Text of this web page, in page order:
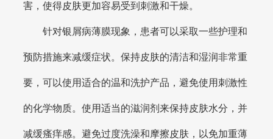
害，使得皮肤更加容易受到刺激和干燥。
针对银屑病薄膜现象，患者可以采取一些护理和
预防措施来减缓症状。保持皮肤的清洁和湿润非常重
要，可以使用适合的温和洗护产品，避免使用刺激性
的化学物质。使用适当的滋润剂来保持皮肤水分，并
减缓瘙痒感。避免过度洗澡和摩擦皮肤，以免加重薄